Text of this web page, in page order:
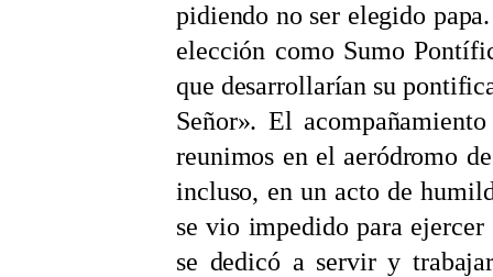
pidiendo no ser elegido
elección como Sumo
que desarrollarían su
Señor». El
reunimos en el aeródromo
incluso, en un acto de
se vio impedido para ejercer
se dedicó a servir y